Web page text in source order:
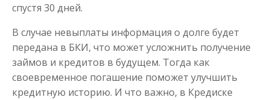
спустя 30 дней.
В случае невыплаты информация о долге будет
передана в БКИ, что может усложнить получение
займов и кредитов в будущем. Тогда как
своевременное погашение поможет улучшить
кредитную историю. И что важно, в Кредиске